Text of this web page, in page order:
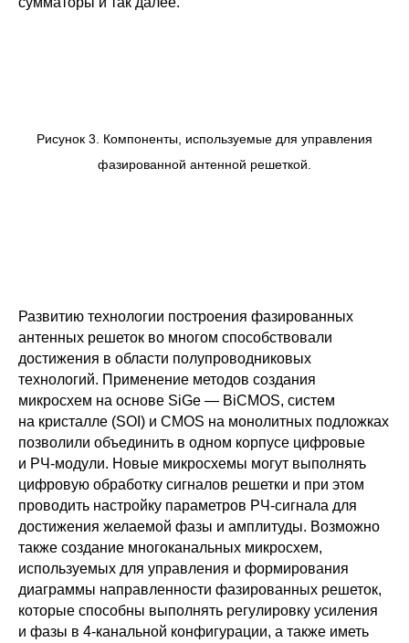
Рисунок 3. Компоненты, используемые для управления
фазированной антенной решеткой.
Развитию технологии построения фазированных
антенных решеток во многом способствовали
достижения в области полупроводниковых
технологий. Применение методов создания
микросхем на основе SiGe — BiCMOS, систем
на кристалле (SOI) и CMOS на монолитных подложках
позволили объединить в одном корпусе цифровые
и РЧ-модули. Новые микросхемы могут выполнять
цифровую обработку сигналов решетки и при этом
проводить настройку параметров РЧ-сигнала для
достижения желаемой фазы и амплитуды. Возможно
также создание многоканальных микросхем,
используемых для управления и формирования
диаграммы направленности фазированных решеток,
которые способны выполнять регулировку усиления
и фазы в 4-канальной конфигурации, а также иметь